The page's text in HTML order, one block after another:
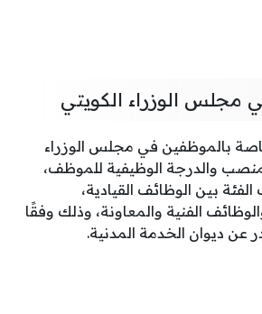
مجلس الوزراء الكويتي
بالموظفين في مجلس الوزراء
والدرجة الوظيفية للموظف،
بين الوظائف القيادية،
الفنية والمعاونة، وذلك وفقًا
عن ديوان الخدمة المدنية.